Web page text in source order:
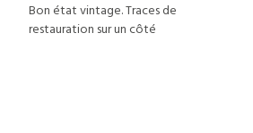
Bon état vintage. Traces de
restauration sur un côté